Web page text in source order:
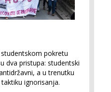
pokretu
dva pristupa: studentski
a u trenutku
ignorisanja.